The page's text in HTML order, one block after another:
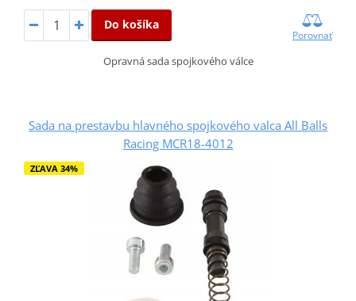
Do košíka
Porovnať
Opravná sada spojkového válce
Sada na prestavbu hlavného spojkového valca All Balls
Racing MCR18-4012
ZĽAVA 34%